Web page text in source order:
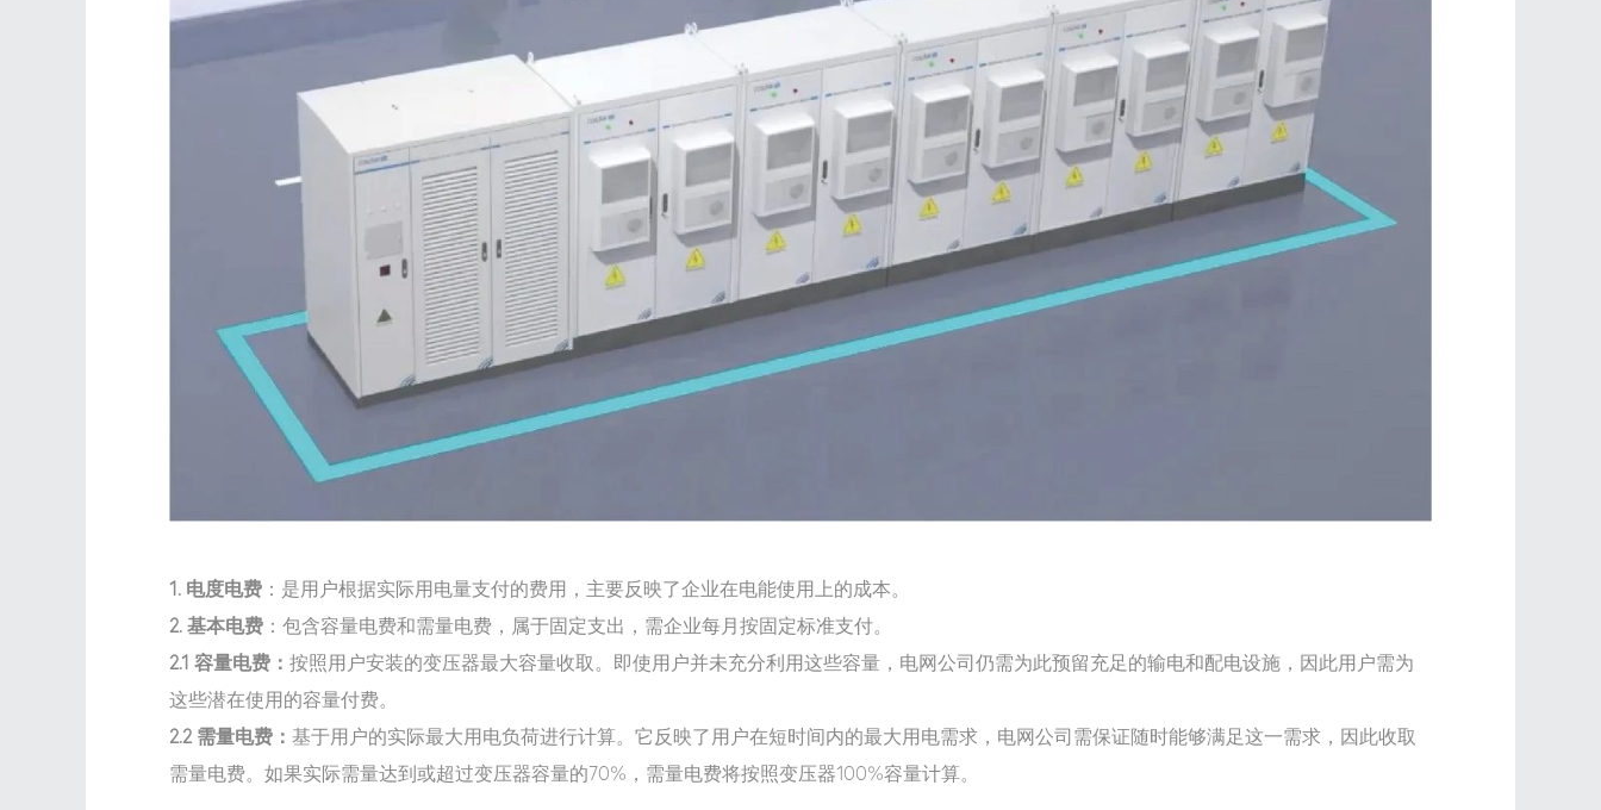
1. 电度电费 ：是用户根据实际用电量支付的费用，主要反映了企业在电能使用上的成本。
2. 基本电费 ：包含容量电费和需量电费，属于固定支出，需企业每月按固定标准支付。
2.1 容量电费： 按照用户安装的变压器最大容量收取。即使用户并未充分利用这些容量，电网公司仍需为此预留充足的输电和配电设施，因此用户需为
这些潜在使用的容量付费。
2.2 需量电费： 基于用户的实际最大用电负荷进行计算。它反映了用户在短时间内的最大用电需求，电网公司需保证随时能够满足这一需求，因此收取
需量电费。如果实际需量达到或超过变压器容量的70%，需量电费将按照变压器100%容量计算。